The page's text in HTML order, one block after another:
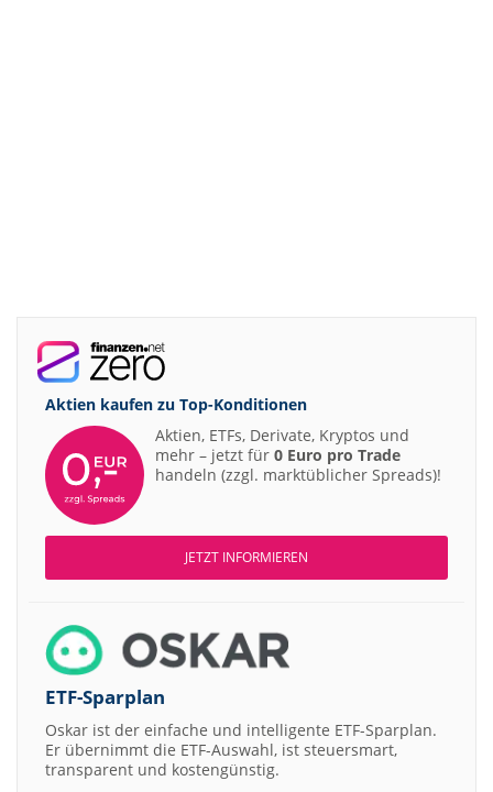
Aktien kaufen zu Top-Konditionen
Aktien, ETFs, Derivate, Kryptos und
mehr – jetzt für 0 Euro pro Trade
handeln (zzgl. marktüblicher Spreads)!
JETZT INFORMIEREN
ETF-Sparplan
Oskar ist der einfache und intelligente ETF-Sparplan.
Er übernimmt die ETF-Auswahl, ist steuersmart,
transparent und kostengünstig.